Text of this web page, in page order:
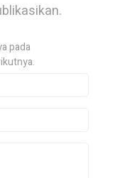
pada